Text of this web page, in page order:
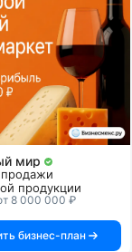
мир
продукции
8 000 000 ₽
бизнес-план